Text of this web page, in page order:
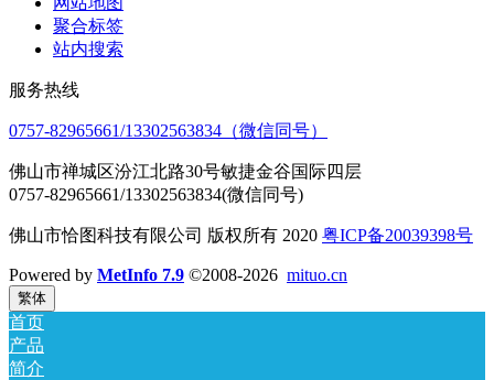
聚合标签
站内搜索
服务热线
0757-82965661/13302563834（微信同号）
佛山市禅城区汾江北路30号敏捷金谷国际四层
0757-82965661/13302563834(微信同号)
佛山市恰图科技有限公司 版权所有 2020 粤ICP备20039398号
Powered by MetInfo 7.9 ©2008-2026 mituo.cn
繁体
首页
产品
简介